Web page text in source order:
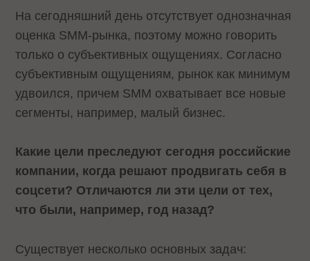
На сегодняшний день отсутствует однозначная
оценка SMM-рынка, поэтому можно говорить
только о субъективных ощущениях. Согласно
субъективным ощущениям, рынок как минимум
удвоился, причем SMM охватывает все новые
сегменты, например, малый бизнес.
Какие цели преследуют сегодня российские
компании, когда решают продвигать себя в
соцсети? Отличаются ли эти цели от тех,
что были, например, год назад?
Существует несколько основных задач: